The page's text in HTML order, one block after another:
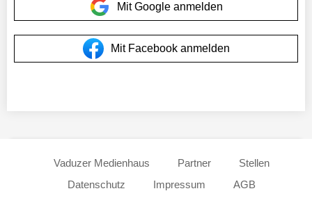
Mit Google anmelden
Mit Facebook anmelden
Vaduzer Medienhaus Partner
Stellen
Datenschutz
Impressum AGB